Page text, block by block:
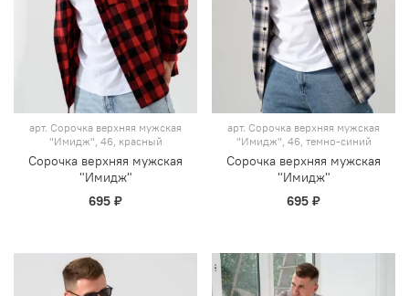
арт. Сорочка верхняя мужская
"Имидж", 46, красный
Сорочка верхняя мужская
"Имидж"
695 ₽
арт. Сорочка верхняя мужская
"Имидж", 46, темно-синий
Сорочка верхняя мужская
"Имидж"
695 ₽